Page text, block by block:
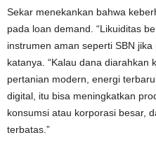
Sekar menekankan bahwa
pada loan demand. “Likuiditas
instrumen aman seperti SBN
katanya. “Kalau dana diarahkan
pertanian modern, energi
digital, itu bisa meningkatkan
konsumsi atau korporasi besar,
terbatas.”